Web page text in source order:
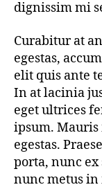
dignissim mi
Curabitur at
egestas,
elit quis ante
In at lacinia
eget ultrices
ipsum.
egestas.
porta, nunc
nunc metus in